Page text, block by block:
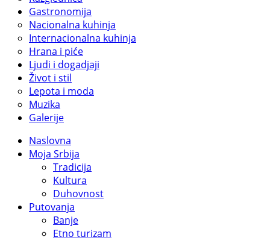
Gastronomija
Nacionalna kuhinja
Internacionalna kuhinja
Hrana i piće
Ljudi i dogadjaji
Život i stil
Lepota i moda
Muzika
Galerije
Naslovna
Moja Srbija
Tradicija
Kultura
Duhovnost
Putovanja
Banje
Etno turizam